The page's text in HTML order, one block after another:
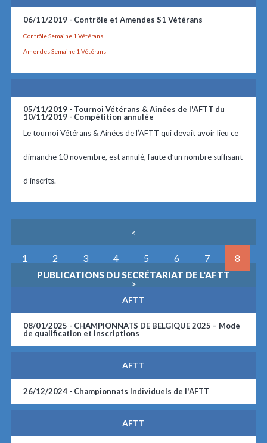
06/11/2019 - Contrôle et Amendes S1 Vétérans
Contrôle Semaine 1 Vétérans
Amendes Semaine 1 Vétérans
05/11/2019 - Tournoi Vétérans & Ainées de l'AFTT du
10/11/2019 - Compétition annulée
Le tournoi Vétérans & Ainées de l’AFTT qui devait avoir lieu ce
dimanche 10 novembre, est annulé, faute d’un nombre suffisant
d’inscrits.
<
1 2 3 4 5 6 7 8
>
PUBLICATIONS DU SECRÉTARIAT DE L'AFTT
AFTT
08/01/2025 - CHAMPIONNATS DE BELGIQUE 2025 – Mode
de qualification et inscriptions
AFTT
26/12/2024 - Championnats Individuels de l'AFTT
AFTT